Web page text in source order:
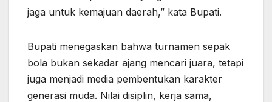
jaga untuk kemajuan daerah,” kata Bupati.
Bupati menegaskan bahwa turnamen sepak
bola bukan sekadar ajang mencari juara, tetapi
juga menjadi media pembentukan karakter
generasi muda. Nilai disiplin, kerja sama,